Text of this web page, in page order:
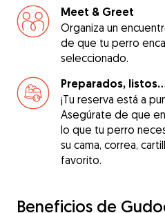
Meet & Greet
Organiza un
de que tu perro
seleccionado.
Preparados,
¡Tu reserva está a
Asegúrate de que
lo que tu perro
su cama, correa,
favorito.
Beneficios de